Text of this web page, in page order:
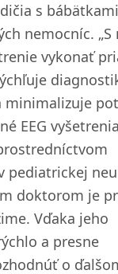
s bábätkami
nemocníc. „S
vykonať
EEG
pediatrickej
doktorom je
Vďaka jeho
a presne
o